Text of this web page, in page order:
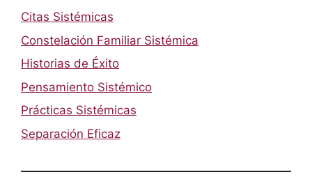
Citas Sistémicas
Constelación Familiar Sistémica
Historias de Éxito
Pensamiento Sistémico
Prácticas Sistémicas
Separación Eficaz